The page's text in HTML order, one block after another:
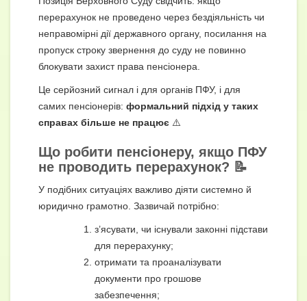
перерахунок не проведено через бездіяльність чи
неправомірні дії державного органу, посилання на
пропуск строку звернення до суду не повинно
блокувати захист права пенсіонера.
Це серйозний сигнал і для органів ПФУ, і для
самих пенсіонерів: формальний підхід у таких
справах більше не працює ⚠️
Що робити пенсіонеру, якщо ПФУ
не проводить перерахунок? 📝
У подібних ситуаціях важливо діяти системно й
юридично грамотно. Зазвичай потрібно:
з’ясувати, чи існували законні підстави
для перерахунку;
отримати та проаналізувати
документи про грошове
забезпечення;